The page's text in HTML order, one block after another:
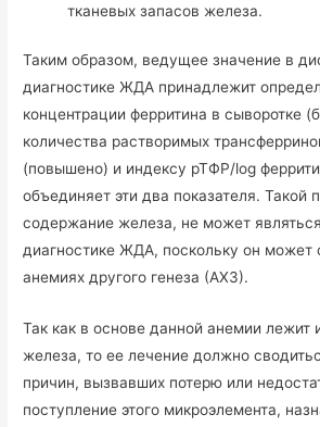
тканевых запасов железа.
Таким образом, ведущее значение в
диагностике ЖДА принадлежит
концентрации ферритина в сыворотке
количества растворимых
(повышено) и индексу рТФР/log
объединяет эти два показателя. Такой
содержание железа, не может
диагностике ЖДА, поскольку он может
анемиях другого генеза (АХЗ).
Так как в основе данной анемии лежит
железа, то ее лечение должно
причин, вызвавших потерю или
поступление этого микроэлемента,